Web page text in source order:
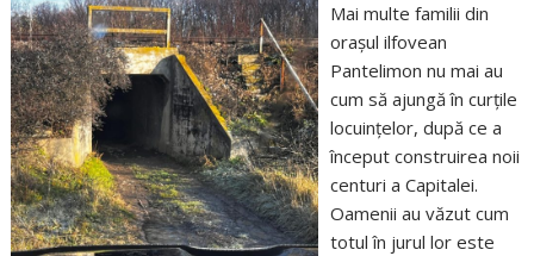
Mai multe familii din
oraşul ilfovean
Pantelimon nu mai au
cum să ajungă în curţile
locuinţelor, după ce a
început construirea noii
centuri a Capitalei.
Oamenii au văzut cum
totul în jurul lor este